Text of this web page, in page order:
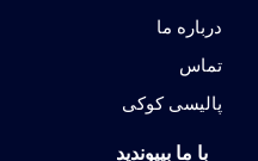
درباره ما
تماس
پالیسی کوکی
با ما بپیوندید